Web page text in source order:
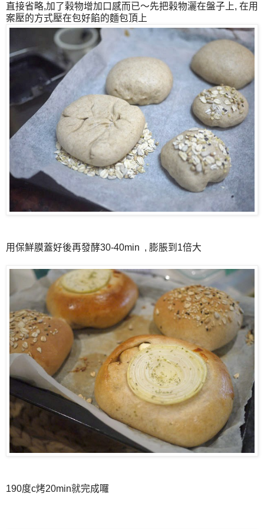
直接省略,加了榖物增加口感而已～先把榖物灑在盤子上, 在用
案壓的方式壓在包好餡的麵包頂上
用保鮮膜蓋好後再發酵30-40min , 膨脹到1倍大
190度c烤20min就完成囉